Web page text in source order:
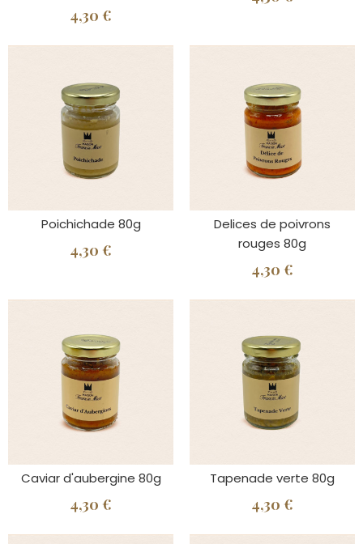
4,30 €
Poichichade 80g
4,30 €
Delices de poivrons
rouges 80g
4,30 €
Caviar d'aubergine 80g
4,30 €
Tapenade verte 80g
4,30 €